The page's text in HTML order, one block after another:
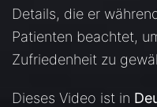
Details, die er
Patienten beachtet,
Zufriedenheit zu
Dieses Video ist in